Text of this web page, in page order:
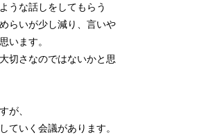
うな話しをしてもらう
らいが少し減り、言いや
います。
切さなのではないかと思
が、
ていく会議があります。